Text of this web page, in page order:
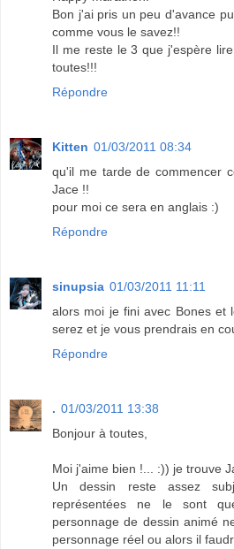
Bon j'ai pris un peu d'avance
comme vous le savez!!
Il me reste le 3 que j'espère
toutes!!!
Répondre
Kitten 01/03/2011 08:34
qu'il me tarde de commencer
Jace !!
pour moi ce sera en anglais :)
Répondre
sinupsia 01/03/2011 11:11
alors moi je fini avec Bones et
serez et je vous prendrais en
Répondre
. 01/03/2011 13:38
Bonjour à toutes,
Moi j'aime bien !... :)) je trouve
Un dessin reste assez
représentées ne le sont
personnage de dessin animé
personnage réel ou alors il